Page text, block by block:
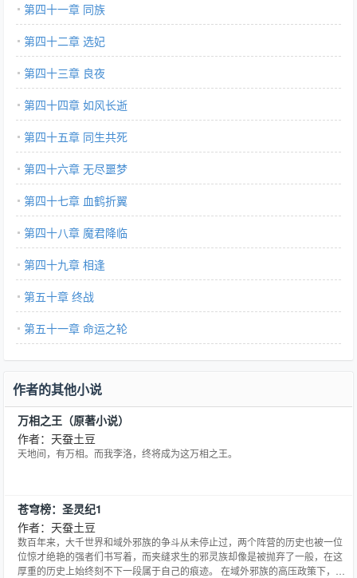
第四十一章 同族
第四十二章 选妃
第四十三章 良夜
第四十四章 如风长逝
第四十五章 同生共死
第四十六章 无尽噩梦
第四十七章 血鹤折翼
第四十八章 魔君降临
第四十九章 相逢
第五十章 终战
第五十一章 命运之轮
作者的其他小说
万相之王（原著小说）
作者：天蚕土豆
天地间，有万相。而我李洛，终将成为这万相之王。
苍穹榜：圣灵纪1
作者：天蚕土豆
数百年来，大千世界和域外邪族的争斗从未停止过，两个阵营的历史也被一位
位惊才绝艳的强者们书写着，而夹缝求生的邪灵族却像是被抛弃了一般，在这
厚重的历史上始终刻不下一段属于自己的痕迹。 在域外邪族的高压政策下，邪